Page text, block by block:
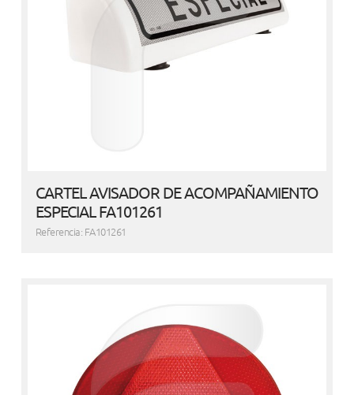
CARTEL AVISADOR DE ACOMPAÑAMIENTO
ESPECIAL FA101261
Referencia: FA101261